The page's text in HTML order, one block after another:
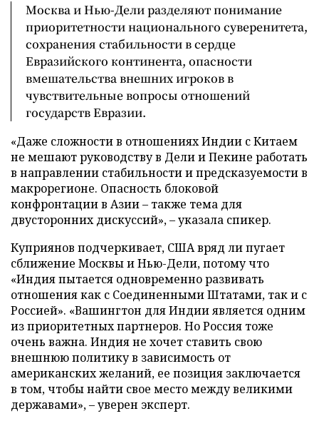
Москва и Нью-Дели разделяют понимание
приоритетности национального суверенитета,
сохранения стабильности в сердце
Евразийского континента, опасности
вмешательства внешних игроков в
чувствительные вопросы отношений
государств Евразии.
«Даже сложности в отношениях Индии с Китаем
не мешают руководству в Дели и Пекине работать
в направлении стабильности и предсказуемости в
макрорегионе. Опасность блоковой
конфронтации в Азии – также тема для
двусторонних дискуссий», – указала спикер.
Куприянов подчеркивает, США вряд ли пугает
сближение Москвы и Нью-Дели, потому что
«Индия пытается одновременно развивать
отношения как с Соединенными Штатами, так и с
Россией». «Вашингтон для Индии является одним
из приоритетных партнеров. Но Россия тоже
очень важна. Индия не хочет ставить свою
внешнюю политику в зависимость от
американских желаний, ее позиция заключается
в том, чтобы найти свое место между великими
державами», – уверен эксперт.